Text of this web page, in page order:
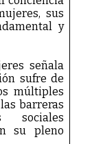
sus
y
señala
sufre de
múltiples
barreras
sociales
su pleno